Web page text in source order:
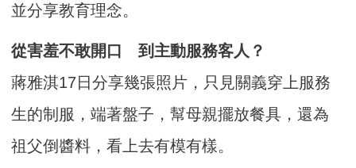
並分享教育理念。
從害羞不敢開口 到主動服務客人？
蔣雅淇17日分享幾張照片，只見關義穿上服務
生的制服，端著盤子，幫母親擺放餐具，還為
祖父倒醬料，看上去有模有樣。